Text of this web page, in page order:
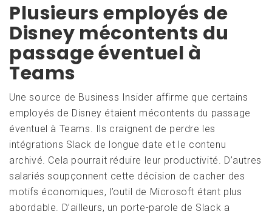
Plusieurs employés de
Disney mécontents du
passage éventuel à
Teams
Une source de Business Insider affirme que certains
employés de Disney étaient mécontents du passage
éventuel à Teams. Ils craignent de perdre les
intégrations Slack de longue date et le contenu
archivé. Cela pourrait réduire leur productivité. D’autres
salariés soupçonnent cette décision de cacher des
motifs économiques, l’outil de Microsoft étant plus
abordable. D’ailleurs, un porte-parole de Slack a